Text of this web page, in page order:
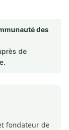
des
de
fondateur de